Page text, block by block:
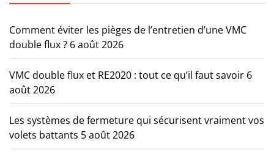
Comment éviter les pièges de l’entretien d’une VMC
double flux ? 6 août 2026
VMC double flux et RE2020 : tout ce qu’il faut savoir 6
août 2026
Les systèmes de fermeture qui sécurisent vraiment vos
volets battants 5 août 2026